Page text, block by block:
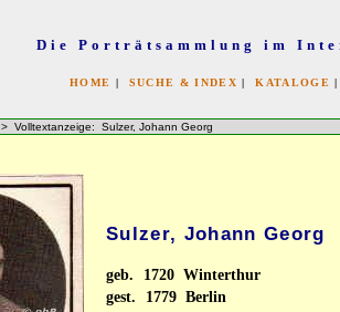
Die Porträtsammlung im
HOME | SUCHE & INDEX |KATALOGE
> Volltextanzeige: Sulzer, Johann Georg
Sulzer, Johann Georg
geb.
1720 Winterthur
gest.
1779 Berlin